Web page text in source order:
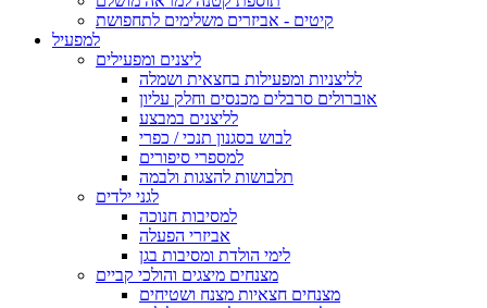
קיטים - אביזרים משלימים לתחפושת
למפעיל
ליצנים ומפעילים
לליצניות ומפעילות בחצאית ושמלה
אוברולים סרבלים מכנסים וחלק עליון
לליצנים במבצע
לבוש בסגנון תנכי / כפרי
למספרי סיפורים
תלבושות להצגות ולבמה
לגני ילדים
למסיבות חנוכה
אביזרי הפעלה
לימי הולדת ומסיבות בגן
מצנחים מיצגים והולכי קביים
מצנחים חצאיות מצנח ושטיחים